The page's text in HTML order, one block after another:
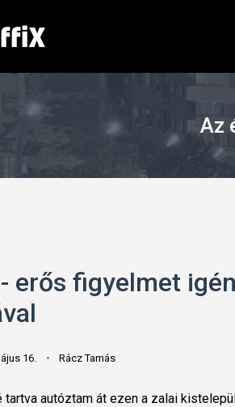
Az
erős figyelmet
16. Rácz Tamás
tartva autóztam át ezen a zalai